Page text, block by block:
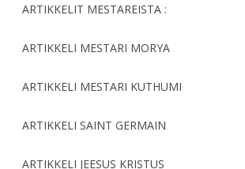
ARTIKKELIT MESTAREISTA :
ARTIKKELI MESTARI MORYA
ARTIKKELI MESTARI KUTHUMI
ARTIKKELI SAINT GERMAIN
ARTIKKELI JEESUS KRISTUS